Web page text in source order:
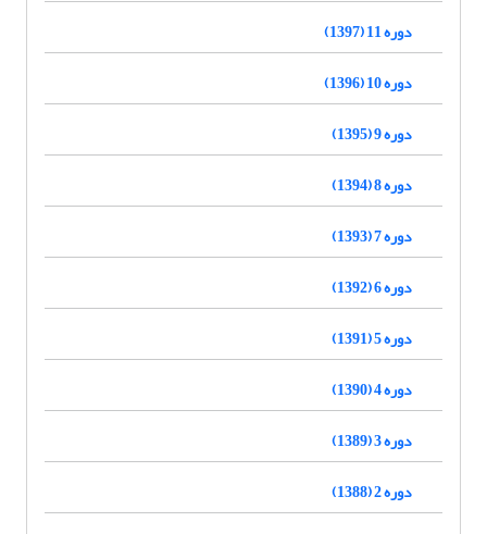
دوره 11 (1397)
دوره 10 (1396)
دوره 9 (1395)
دوره 8 (1394)
دوره 7 (1393)
دوره 6 (1392)
دوره 5 (1391)
دوره 4 (1390)
دوره 3 (1389)
دوره 2 (1388)